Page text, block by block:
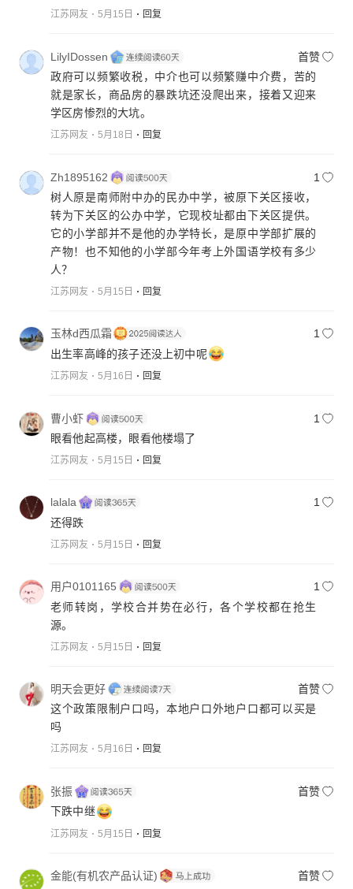
江苏网友 5月15日 回复
LilyIDossen
首赞
政府可以频繁收税，中介也可以频繁赚中介费，苦的
就是家长，商品房的暴跌坑还没爬出来，接着又迎来
学区房惨烈的大坑。
江苏网友 5月18日 回复
Zh1895162
1
树人原是南师附中办的民办中学，被原下关区接收，
转为下关区的公办中学，它现校址都由下关区提供。
它的小学部并不是他的办学特长，是原中学部扩展的
产物！也不知他的小学部今年考上外国语学校有多少
人？
江苏网友 5月15日 回复
玉林d西瓜霜
1
出生率高峰的孩子还没上初中呢
江苏网友 5月16日 回复
曹小虾
1
眼看他起高楼，眼看他楼塌了
江苏网友 5月15日 回复
lalala
1
还得跌
江苏网友 5月15日 回复
用户0101165
1
老师转岗，学校合并势在必行，各个学校都在抢生
源。
江苏网友 5月15日 回复
明天会更好
首赞
这个政策限制户口吗，本地户口外地户口都可以买是
吗
江苏网友 5月16日 回复
张振
首赞
下跌中继
江苏网友 5月15日 回复
金能(有机农产品认证) 首赞